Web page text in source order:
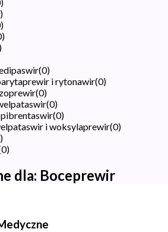
)
)
)
(0)
i rytonawir(0)
(0)
(0)
(0)
i woksylaprewir(0)
)
0)
dla: Boceprewir